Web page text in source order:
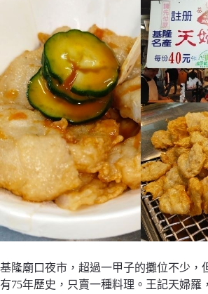
基隆廟口夜市，超過一甲子的攤位不少，
有75年歷史，只賣一種料理。王記天婦羅